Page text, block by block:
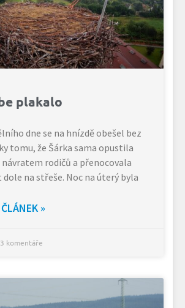
plakalo
dne se na hnízdě obešel bez
tomu, že Šárka sama opustila
rodičů a přenocovala
na střeše. Noc na úterý byla
»
3 komentáře